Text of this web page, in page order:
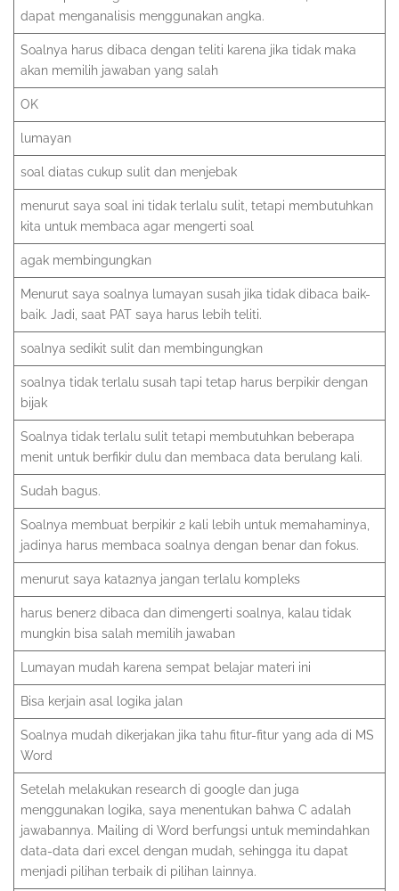
dapat menganalisis menggunakan angka.
Soalnya harus dibaca dengan teliti karena jika tidak maka
akan memilih jawaban yang salah
OK
lumayan
soal diatas cukup sulit dan menjebak
menurut saya soal ini tidak terlalu sulit, tetapi membutuhkan
kita untuk membaca agar mengerti soal
agak membingungkan
Menurut saya soalnya lumayan susah jika tidak dibaca baik-
baik. Jadi, saat PAT saya harus lebih teliti.
soalnya sedikit sulit dan membingungkan
soalnya tidak terlalu susah tapi tetap harus berpikir dengan
bijak
Soalnya tidak terlalu sulit tetapi membutuhkan beberapa
menit untuk berfikir dulu dan membaca data berulang kali.
Sudah bagus.
Soalnya membuat berpikir 2 kali lebih untuk memahaminya,
jadinya harus membaca soalnya dengan benar dan fokus.
menurut saya kata2nya jangan terlalu kompleks
harus bener2 dibaca dan dimengerti soalnya, kalau tidak
mungkin bisa salah memilih jawaban
Lumayan mudah karena sempat belajar materi ini
Bisa kerjain asal logika jalan
Soalnya mudah dikerjakan jika tahu fitur-fitur yang ada di MS
Word
Setelah melakukan research di google dan juga
menggunakan logika, saya menentukan bahwa C adalah
jawabannya. Mailing di Word berfungsi untuk memindahkan
data-data dari excel dengan mudah, sehingga itu dapat
menjadi pilihan terbaik di pilihan lainnya.